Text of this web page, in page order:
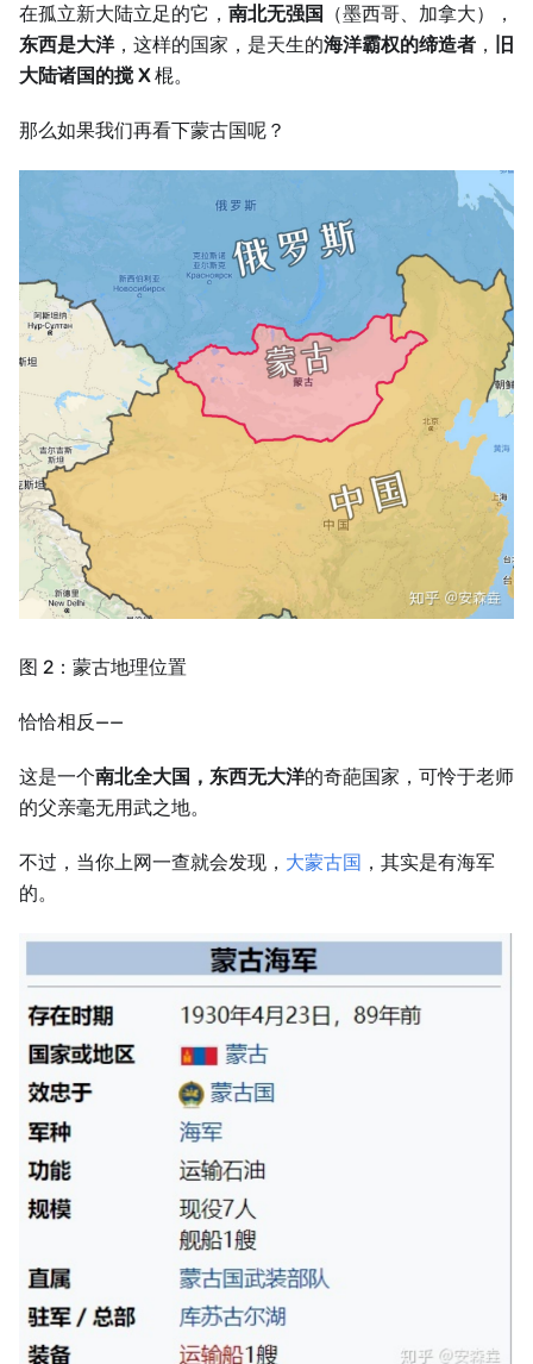
在孤立新大陆立足的它， 南北无强国
（墨西哥、加拿大），
东西是大洋，这样的国家，是天生的海洋霸权的缔造者 ，
旧
大陆诸国的搅 X 棍。
那么如果我们再看下蒙古国呢？
图 2：蒙古地理位置
恰恰相反——
这是一个南北全大国，东西无大洋的奇葩国家，可怜于老师
的父亲毫无用武之地。
不过，当你上网一查就会发现， 大蒙古国 ，其实是有海军
的。